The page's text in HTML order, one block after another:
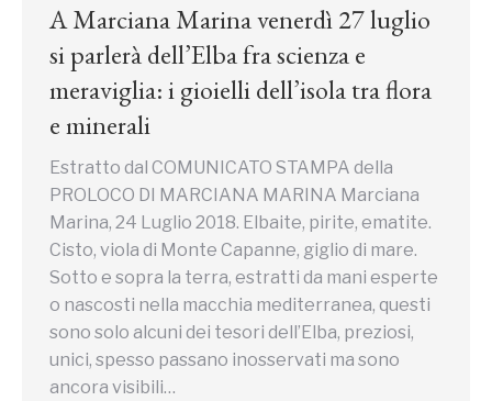
A Marciana Marina venerdì 27 luglio
si parlerà dell’Elba fra scienza e
meraviglia: i gioielli dell’isola tra flora
e minerali
Estratto dal COMUNICATO STAMPA della
PROLOCO DI MARCIANA MARINA Marciana
Marina, 24 Luglio 2018. Elbaite, pirite, ematite.
Cisto, viola di Monte Capanne, giglio di mare.
Sotto e sopra la terra, estratti da mani esperte
o nascosti nella macchia mediterranea, questi
sono solo alcuni dei tesori dell’Elba, preziosi,
unici, spesso passano inosservati ma sono
ancora visibili…